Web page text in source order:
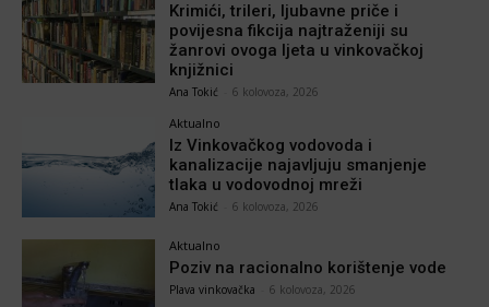
Krimići, trileri, ljubavne priče i
povijesna fikcija najtraženiji su
žanrovi ovoga ljeta u vinkovačkoj
knjižnici
Ana Tokić 6 kolovoza, 2026
Aktualno
Iz Vinkovačkog vodovoda i
kanalizacije najavljuju smanjenje
tlaka u vodovodnoj mreži
Ana Tokić 6 kolovoza, 2026
Aktualno
Poziv na racionalno korištenje vode
Plava vinkovačka 6 kolovoza, 2026